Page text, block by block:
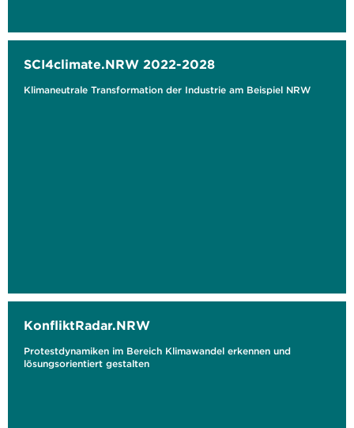
SCI4climate.NRW 2022-2028
Klimaneutrale Transformation der Industrie am Beispiel NRW
KonfliktRadar.NRW
Protestdynamiken im Bereich Klimawandel erkennen und
lösungsorientiert gestalten